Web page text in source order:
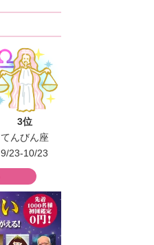
3位
てんびん座
9/23-10/23